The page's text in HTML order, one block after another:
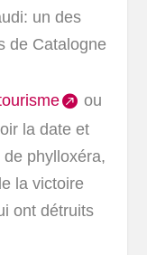
un des
de Catalogne
ou
la date et
de phylloxéra,
la victoire
ont détruits